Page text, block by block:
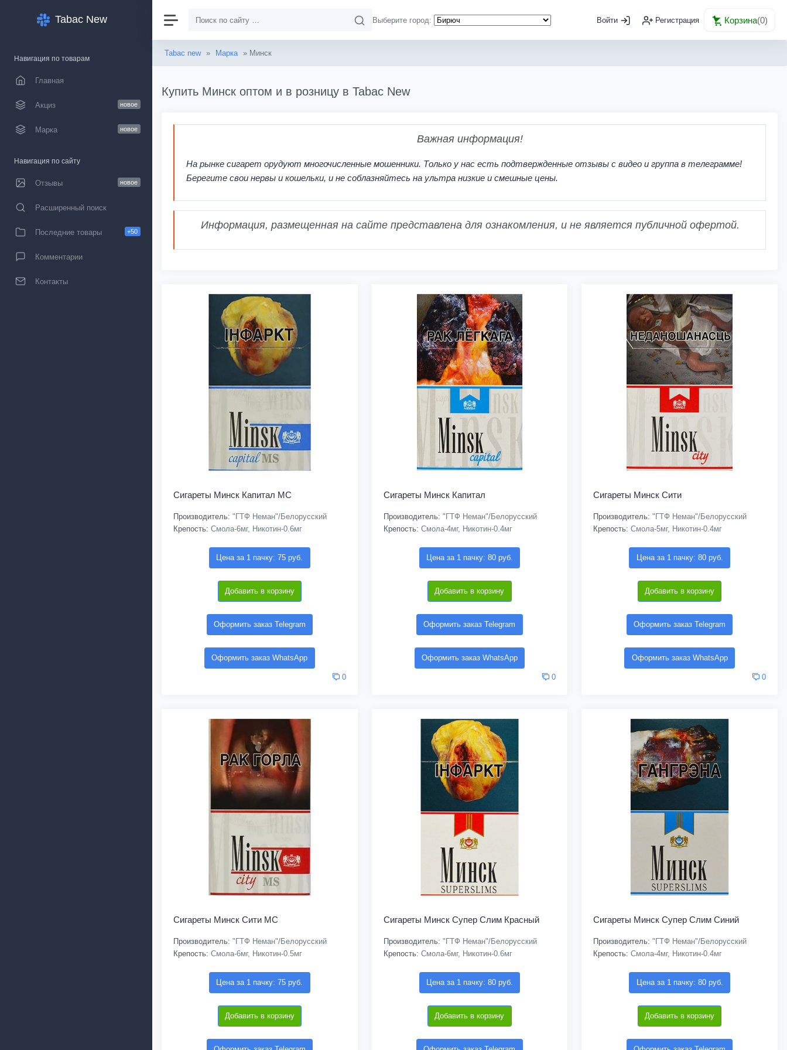
Tabac New
Навигация по товарам
Главная
Акциз новое
Марка новое
Навигация по сайту
Отзывы новое
Расширенный поиск
Последние товары +50
Комментарии
Контакты
Выберите город: Войти Регистрация Корзина(0)
Tabac new » Марка » Минск
Купить Минск оптом и в розницу в Tabac New
Важная информация!
На рынке сигарет орудуют многочисленные мошенники. Только у нас есть подтвержденные отзывы с видео и группа в телеграмме!
Берегите свои нервы и кошельки, и не соблазняйтесь на ультра низкие и смешные цены.
Информация, размещенная на сайте представлена для ознакомления, и не является публичной офертой.
Сигареты Минск Капитал МС
Производитель: "ГТФ Неман"/Белорусский
Крепость: Смола-6мг, Никотин-0.6мг
Цена за 1 пачку: 75 руб.
Добавить в корзину
Оформить заказ Telegram
Оформить заказ WhatsApp
0
Сигареты Минск Капитал
Производитель: "ГТФ Неман"/Белорусский
Крепость: Смола-4мг, Никотин-0.4мг
Цена за 1 пачку: 80 руб.
Добавить в корзину
Оформить заказ Telegram
Оформить заказ WhatsApp
0
Сигареты Минск Сити
Производитель: "ГТФ Неман"/Белорусский
Крепость: Смола-5мг, Никотин-0.4мг
Цена за 1 пачку: 80 руб.
Добавить в корзину
Оформить заказ Telegram
Оформить заказ WhatsApp
0
Сигареты Минск Сити МС
Производитель: "ГТФ Неман"/Белорусский
Крепость: Смола-6мг, Никотин-0.5мг
Цена за 1 пачку: 75 руб.
Добавить в корзину
Сигареты Минск Супер Слим Красный
Производитель: "ГТФ Неман"/Белорусский
Крепость: Смола-6мг, Никотин-0.6мг
Цена за 1 пачку: 80 руб.
Добавить в корзину
Сигареты Минск Супер Слим Синий
Производитель: "ГТФ Неман"/Белорусский
Крепость: Смола-4мг, Никотин-0.4мг
Цена за 1 пачку: 80 руб.
Добавить в корзину